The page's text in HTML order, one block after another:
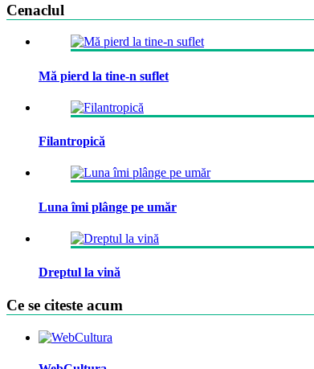
Cenaclul
Mă pierd la tine-n suflet
Filantropică
Luna îmi plânge pe umăr
Dreptul la vină
Ce se citeste acum